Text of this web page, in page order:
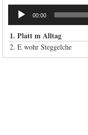
Audio-
Player
00:00
1. Platt m Alltag
2. E wohr Steggelche